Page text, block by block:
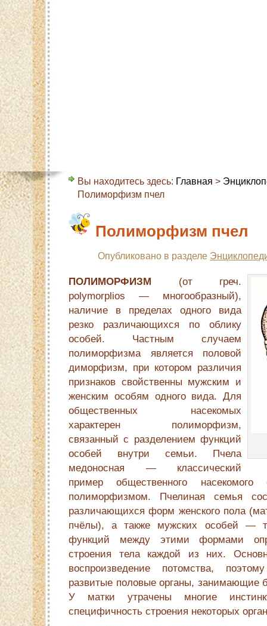
Вы находитесь здесь: Главная >
Полиморфизм пчел
Полиморфизм пчел
Опубликовано в разделе
ПОЛИМОРФИЗМ (от греч.
polymorplios — многообразный),
наличие в пределах одного вида
резко различающихся по облику
особей. Частным случаем
полиморфизма является половой
диморфизм, при котором различия
признаков свойственны мужским и
женским особям одного вида. Для
общественных насекомых
характерен полиморфизм,
связанный с разделением функций
особей внутри семьи. Пчела
медоносная — классический
пример общественного
полиморфизмом. Пчелиная семья
различающихся форм женского пола
пчёлы), а также мужских особей —
функций между этими формами
строения тела каждой из них.
воспроизведение потомства,
развитые половые органы, занимающие
У матки утрачены многие
специфичность строения некоторых